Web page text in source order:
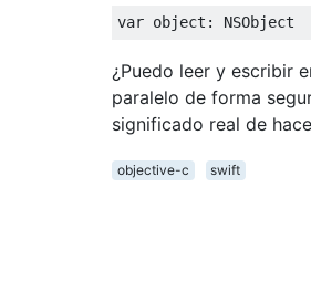
var object : NSObject
¿Puedo leer y escribir
paralelo de forma
significado real de
objective-c
swift